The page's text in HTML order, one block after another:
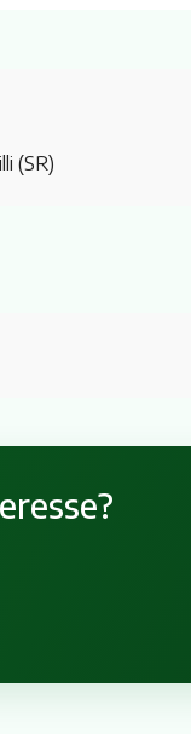
(SR)